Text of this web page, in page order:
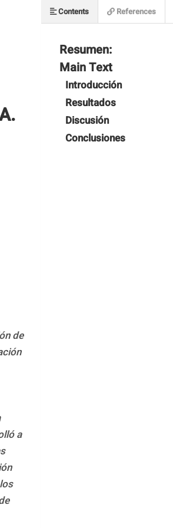
de
a
Resumen:
Main Text
Introducción
Resultados
Discusión
Conclusiones
Contents References